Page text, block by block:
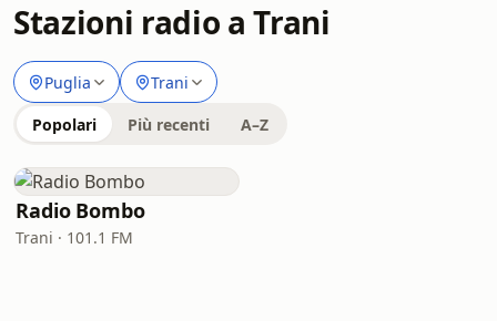
Stazioni radio a Trani
Puglia Trani
Popolari Più recenti A–Z
Radio Bombo
Trani · 101.1 FM